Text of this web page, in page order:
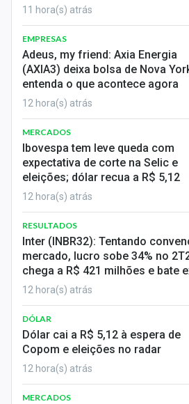
11 hora(s) atrás
EMPRESAS
Adeus, my friend: Axia Energia
(AXIA3) deixa bolsa de Nova
entenda o que acontece agora
12 hora(s) atrás
MERCADOS
Ibovespa tem leve queda com
expectativa de corte na Selic e
eleições; dólar recua a R$ 5,12
12 hora(s) atrás
RESULTADOS
Inter (INBR32): Tentando
mercado, lucro sobe 34% no
chega a R$ 421 milhões e bate
12 hora(s) atrás
DÓLAR
Dólar cai a R$ 5,12 à espera de
Copom e eleições no radar
12 hora(s) atrás
MERCADOS